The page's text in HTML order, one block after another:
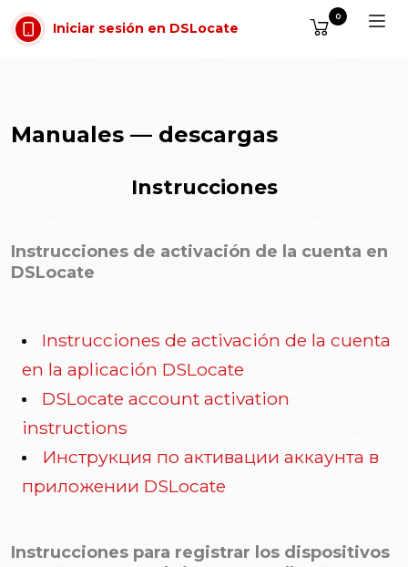
Saltar al contenido
Iniciar sesión en DSLocate
0
Manuales — descargas
Instrucciones
Instrucciones de activación de la cuenta en
DSLocate
Instrucciones de activación de la cuenta
en la aplicación DSLocate
DSLocate account activation
instructions
Инструкция по активации аккаунта в
приложении DSLocate
Instrucciones para registrar los dispositivos